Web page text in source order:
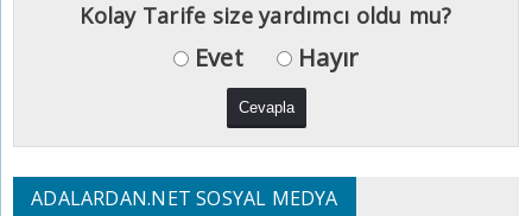
Kolay Tarife size yardımcı oldu mu?
Evet Hayır
ADALARDAN.NET SOSYAL MEDYA